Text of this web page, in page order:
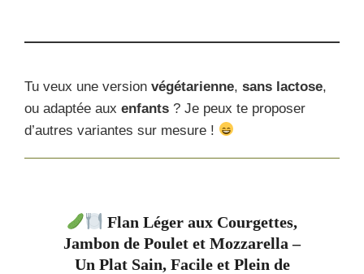
Tu veux une version végétarienne, sans lactose,
ou adaptée aux enfants ? Je peux te proposer
d’autres variantes sur mesure !
Flan Léger aux Courgettes,
Jambon de Poulet et Mozzarella –
Un Plat Sain, Facile et Plein de